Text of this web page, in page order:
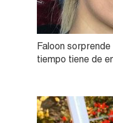
Faloon
tiempo tiene de